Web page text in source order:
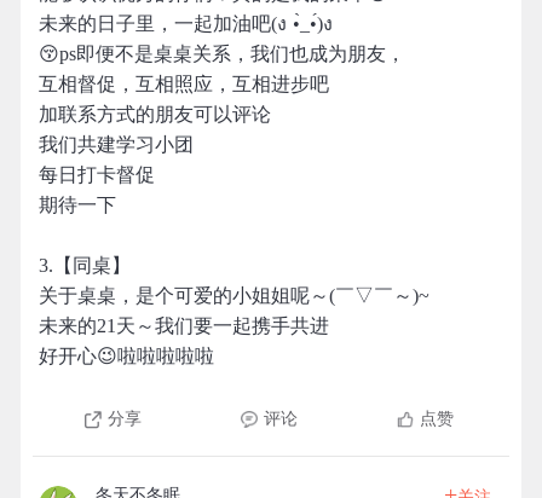
未来的日子里，一起加油吧(ง •̀_•́)ง
😚ps即便不是桌桌关系，我们也成为朋友，
互相督促，互相照应，互相进步吧
加联系方式的朋友可以评论
我们共建学习小团
每日打卡督促
期待一下
3.【同桌】
关于桌桌，是个可爱的小姐姐呢～(￣▽￣～)~
未来的21天～我们要一起携手共进
好开心😉啦啦啦啦啦
分享 评论 点赞